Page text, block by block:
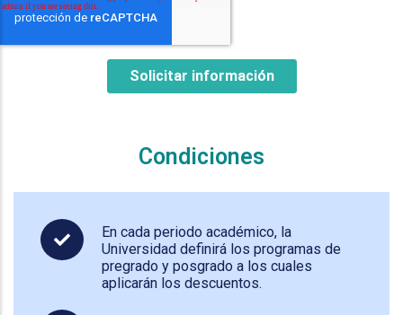
Condiciones
En cada periodo académico, la
Universidad definirá los programas de
pregrado y posgrado a los cuales
aplicarán los descuentos.